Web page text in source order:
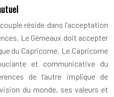
réside dans l’acceptation
Le Gémeaux doit accepter
du Capricorne. Le Capricorne
et communicative du
de l’autre implique de
du monde, ses valeurs et